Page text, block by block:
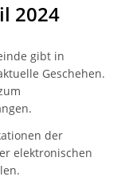
2024
gibt in
Geschehen.
der
elektronischen